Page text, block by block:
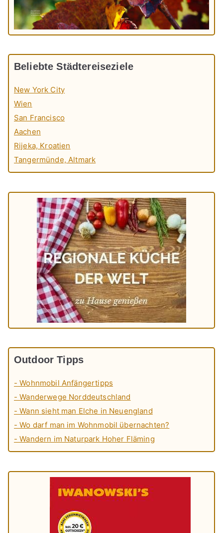
Beliebte Städtereiseziele
New York City
Wien
San Francisco
Aachen
Rijeka, Kroatien
Tangermünde, Altmark
Outdoor Tipps
- Wohnmobil Anfängertipps
- Wanderwege Norddeutschland
- Wann sieht man Elche in Neuengland
- Wo darf man im Wohnmobil übernachten?
- Wandern im Naturpark Hoher Fläming